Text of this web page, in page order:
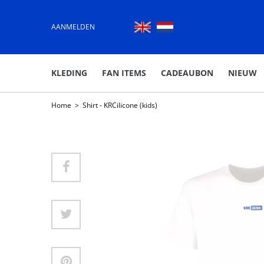
AANMELDEN
KLEDING FAN ITEMS CADEAUBON NIEUW
Home > Shirt - KRCilicone (kids)